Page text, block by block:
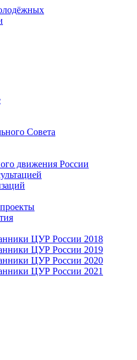
Совета
движения России
ЦУР России 2018
ЦУР России 2019
ЦУР России 2020
ЦУР России 2021